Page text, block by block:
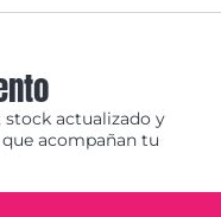
stock actualizado y
acompañan tu